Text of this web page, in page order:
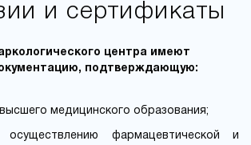
и сертификаты
центра имеют
подтверждающую:
высшего медицинского образования;
фармацевтической и